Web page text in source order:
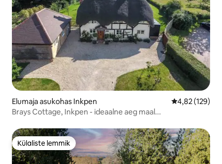
Elumaja asukohas Inkpen Keskmine
4,82 (129)
Brays Cottage, Inkpen - ideaalne aeg maal...
Külaliste lemmik
Külaliste lemmik